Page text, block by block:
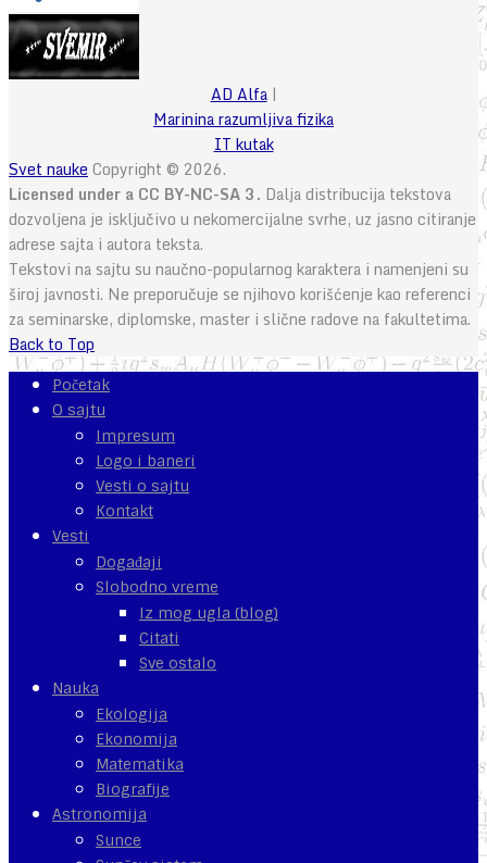
AD Alfa|
Marinina razumljiva fizika
IT kutak
Svet nauke Copyright © 2026.
Licensed under a CC BY-NC-SA 3. Dalja distribucija tekstova
dozvoljena je isključivo u nekomercijalne svrhe, uz jasno citiranje
adrese sajta i autora teksta.
Tekstovi na sajtu su naučno-popularnog karaktera i namenjeni su
široj javnosti. Ne preporučuje se njihovo korišćenje kao referenci
za seminarske, diplomske, master i slične radove na fakultetima.
Back to Top
Početak
O sajtu
Impresum
Logo i baneri
Vesti o sajtu
Kontakt
Vesti
Događaji
Slobodno vreme
Iz mog ugla (blog)
Citati
Sve ostalo
Nauka
Ekologija
Ekonomija
Matematika
Biografije
Astronomija
Sunce